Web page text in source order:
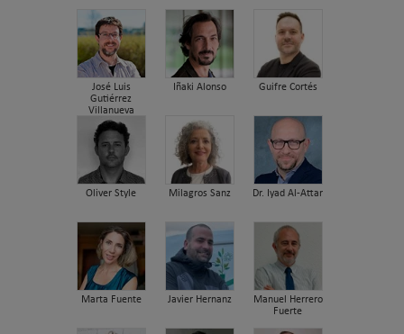
José Luis
Gutiérrez
Villanueva
Iñaki Alonso Guifre Cortés
Oliver Style Milagros Sanz Dr. Iyad Al-Attar
Marta Fuente Javier Hernanz
Manuel Herrero
Fuerte